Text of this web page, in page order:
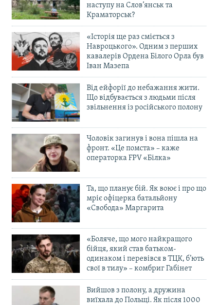
наступу на Слов’янськ та
Краматорськ?
«Історія ще раз сміється з
Навроцького». Одним з перших
кавалерів Ордена Білого Орла був
Іван Мазепа
Від ейфорії до небажання жити.
Що відбувається з людьми після
звільнення із російського полону
Чоловік загинув і вона пішла на
фронт. «Це помста» – каже
операторка FPV «Білка»
Та, що планує бій. Як воює і про що
мріє офіцерка батальйону
«Свобода» Маргарита
«Боляче, що мого найкращого
бійця, який став батьком-
одинаком і перевівся в ТЦК, б’ють
свої в тилу» – комбриг Габінет
Вийшов з полону, а дружина
виїхала до Польщі. Як після 1000